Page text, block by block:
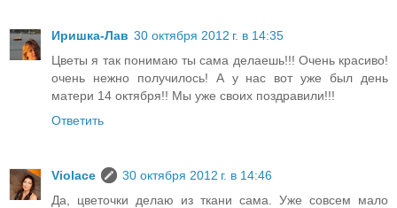
Иришка-Лав 30 октября 2012 г. в 14:35
Цветы я так понимаю ты сама делаешь!!! Очень красиво!
очень нежно получилось! А у нас вот уже был день
матери 14 октября!! Мы уже своих поздравили!!!
Ответить
Violace
30 октября 2012 г. в 14:46
Да, цветочки делаю из ткани сама. Уже совсем мало